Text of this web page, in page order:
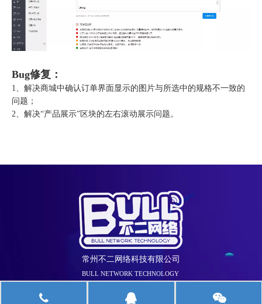
Bug修复：
1、解决商城中确认订单界面显示的图片与所选中的规格不一致的
问题；
2、解决“产品展示”区块的左右滚动展示问题。
常州不二网络科技有限公司
BULL NETWORK TECHNOLOGY